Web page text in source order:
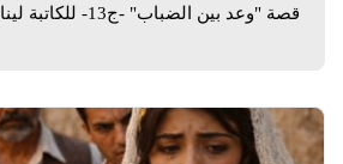
قصة "وعد بين الضباب" -ج13- للكاتبة لينا صياغة